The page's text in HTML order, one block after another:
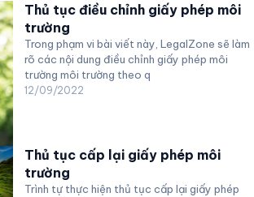
Thủ tục điều chỉnh giấy phép môi
trường
Trong phạm vi bài viết này, LegalZone sẽ làm
rõ các nội dung điều chỉnh giấy phép môi
trường môi trường theo q
12/09/2022
Thủ tục cấp lại giấy phép môi
trường
Trình tự thực hiện thủ tục cấp lại giấy phép